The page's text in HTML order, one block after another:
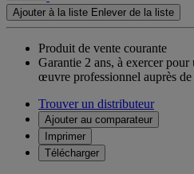
Ajouter à la liste Enlever de la liste
Produit de vente courante
Garantie 2 ans, à exercer pour
œuvre professionnel auprès
Trouver un distributeur
Ajouter au comparateur
Imprimer
Télécharger